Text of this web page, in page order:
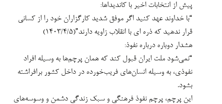
بشود.
این پرچم، پرچم نفوذ فرهنگی و سبک زندگی دشمن و وسوسه‌های
خصمانه دشمن نباید در داخل کشور در دستگاه‌های مختلف ما
برافراشته شود. باید مراقبت کرد، همه موظفند. در وزارت آموزش و
پرورش باید مراقبت کرد، در صدا و سیما باید مراقبت کرد، در
مطبوعات باید مراقبت کرد، در وزارت علوم و وزارت بهداشت که
محل تربیت جوانهاست باید مراقبت کرد. آنجا دشمن به وسیله
رزمندگان ما شکست خورد نباید گذاشت آن دشمن شکست خورده